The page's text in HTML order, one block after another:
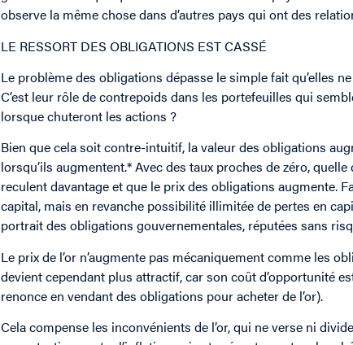
observe la même chose dans d’autres pays qui ont des
LE RESSORT DES OBLIGATIONS EST CASSÉ
Le problème des obligations dépasse le simple fait qu’elles
C’est leur rôle de contrepoids dans les portefeuilles qui
lorsque chuteront les actions ?
Bien que cela soit contre-intuitif, la valeur des obligations
lorsqu’ils augmentent.* Avec des taux proches de zéro, quelle
reculent davantage et que le prix des obligations augmente.
capital, mais en revanche possibilité illimitée de pertes en
portrait des obligations gouvernementales, réputées sans
Le prix de l’or n’augmente pas mécaniquement comme les
devient cependant plus attractif, car son coût d’opportunité
renonce en vendant des obligations pour acheter de l’or).
Cela compense les inconvénients de l’or, qui ne verse ni